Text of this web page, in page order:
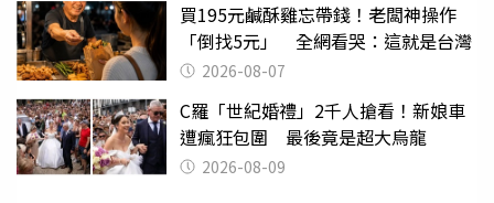
買195元鹹酥雞忘帶錢！老闆神操作
「倒找5元」 全網看哭：這就是台灣
2026-08-07
C羅「世紀婚禮」2千人搶看！新娘車
遭瘋狂包圍 最後竟是超大烏龍
2026-08-09